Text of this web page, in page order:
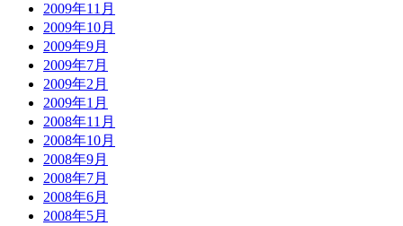
2009年11月
2009年10月
2009年9月
2009年7月
2009年2月
2009年1月
2008年11月
2008年10月
2008年9月
2008年7月
2008年6月
2008年5月